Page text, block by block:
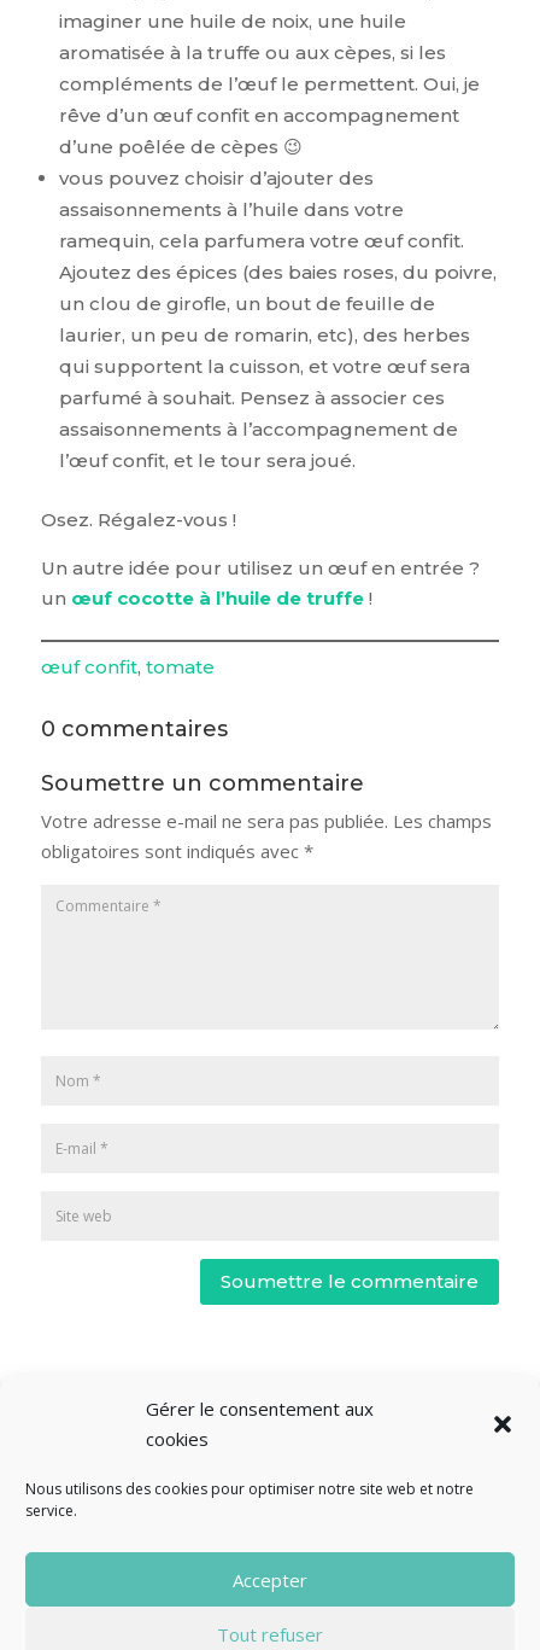
Gérer le consentement aux
cookies
Nous utilisons des cookies pour optimiser notre site web et notre
service.
Accepter
Tout refuser
imaginer une huile de noix, une huile
aromatisée à la truffe ou aux cèpes, si les
compléments de l’œuf le permettent. Oui, je
rêve d’un œuf confit en accompagnement
d’une poêlée de cèpes 😉
vous pouvez choisir d’ajouter des
assaisonnements à l’huile dans votre
ramequin, cela parfumera votre œuf confit.
Ajoutez des épices (des baies roses, du poivre,
un clou de girofle, un bout de feuille de
laurier, un peu de romarin, etc), des herbes
qui supportent la cuisson, et votre œuf sera
parfumé à souhait. Pensez à associer ces
assaisonnements à l’accompagnement de
l’œuf confit, et le tour sera joué.
Osez. Régalez-vous !
Un autre idée pour utilisez un œuf en entrée ?
un œuf cocotte à l’huile de truffe!
œuf confit, tomate
0 commentaires
Soumettre un commentaire
Votre adresse e-mail ne sera pas publiée. Les champs
obligatoires sont indiqués avec *
Soumettre le commentaire
Mentions légales
Politique de confidentialité